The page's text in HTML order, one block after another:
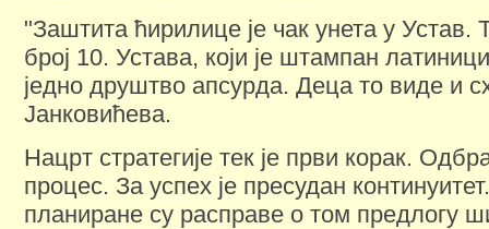
"Заштита ћирилице је чак унета у Устав.
број 10. Устава, који је штампан
једно друштво апсурда. Деца то виде и
Јанковићева.
Нацрт стратегије тек је први корак.
процес. За успех је пресудан
планиране су расправе о том предлогу